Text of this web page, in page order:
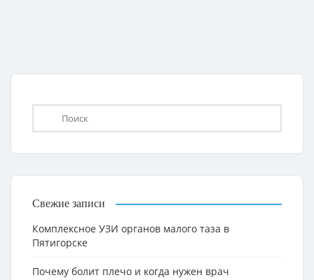
Свежие записи
Комплексное УЗИ органов малого таза в
Пятигорске
Почему болит плечо и когда нужен врач